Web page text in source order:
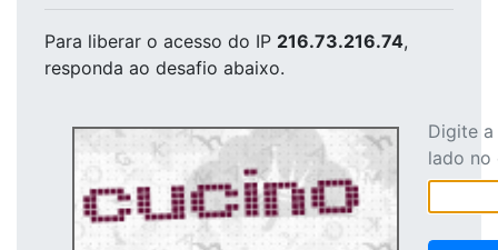
Para liberar o acesso do IP 216.73.216.74,
responda ao desafio abaixo.
Digite
lado no